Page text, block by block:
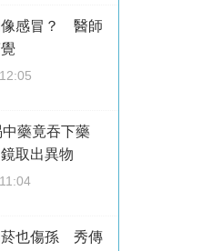
像感冒？ 醫師
藥竟吞下藥
取出異物
菸也傷孫 秀傳